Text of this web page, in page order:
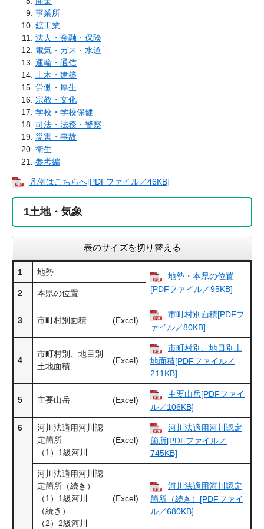
事業所
鉱工業
法人・金融・保険
電気・ガス・水道
運輸・通信
土木・建築
労働・厚生
宗教・文化
学校・学校保健
司法・法務・警察
災害・事故
衛生
参考編
凡例はこちらへ[PDFファイル／46KB]
1土地・気象
表のサイズを切り替える
1 地勢
地勢・本県の位置
[PDFファイル／95KB]
2 本県の位置
3 市町村別面積 (Excel)
市町村別面積[PDFフ
ァイル／80KB]
4
市町村別、地目別
土地面積
(Excel)
市町村別、地目別土
地面積[PDFファイル／
211KB]
5 主要山岳 (Excel)
主要山岳[PDFファイ
ル／106KB]
6
河川法適用河川認
定箇所
（1）1級河川
(Excel)
河川法適用河川認定
箇所[PDFファイル／
745KB]
河川法適用河川認
定箇所（続き）
（1）1級河川
（続き）
（2）2級河川
(Excel)
河川法適用河川認定
箇所（続き）[PDFファイ
ル／680KB]